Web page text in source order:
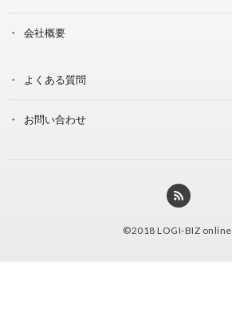
会社概要
よくある質問
お問い合わせ
©2018 LOGI-BIZ online